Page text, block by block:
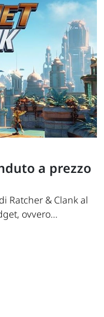
a prezzo
Ratcher & Clank al
ovvero...